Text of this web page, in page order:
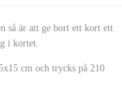
så är att ge bort ett kort ett
i kortet.
cm och trycks på 210